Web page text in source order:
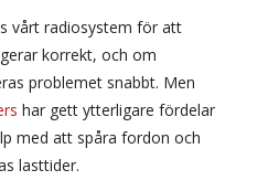
vårt radiosystem för att
korrekt, och om
problemet snabbt. Men
har gett ytterligare fördelar
med att spåra fordon och
lasttider.